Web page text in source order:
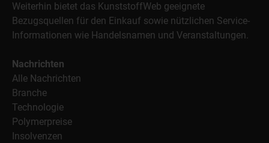
Weiterhin bietet das KunststoffWeb geeignete
Bezugsquellen für den Einkauf sowie nützlichen Service-
Informationen wie Handelsnamen und Veranstaltungen.
Nachrichten
Alle Nachrichten
Branche
Technologie
Polymerpreise
Insolvenzen